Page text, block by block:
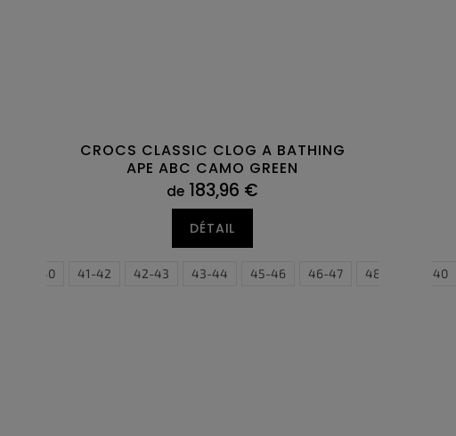
CROCS CLASSIC CLOG A BATHING
APE ABC CAMO GREEN
de 183,96 €
DÉTAIL
39-40 41-42 42-43 43-44 45-46 46-47 48-49
36,5 37 38 38,5 40